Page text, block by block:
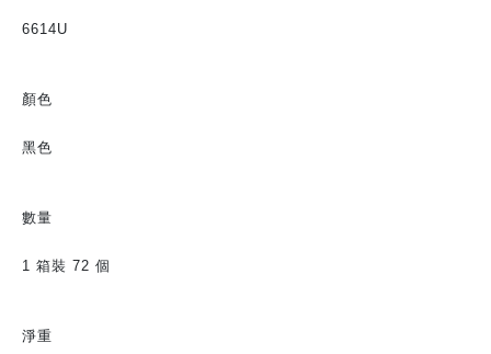
6614U
顏色
黑色
數量
1 箱裝 72 個
淨重